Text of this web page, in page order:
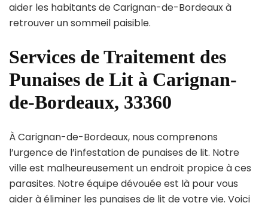
aider les habitants de Carignan-de-Bordeaux à
retrouver un sommeil paisible.
Services de Traitement des
Punaises de Lit à Carignan-
de-Bordeaux, 33360
À Carignan-de-Bordeaux, nous comprenons
l’urgence de l’infestation de punaises de lit. Notre
ville est malheureusement un endroit propice à ces
parasites. Notre équipe dévouée est là pour vous
aider à éliminer les punaises de lit de votre vie. Voici